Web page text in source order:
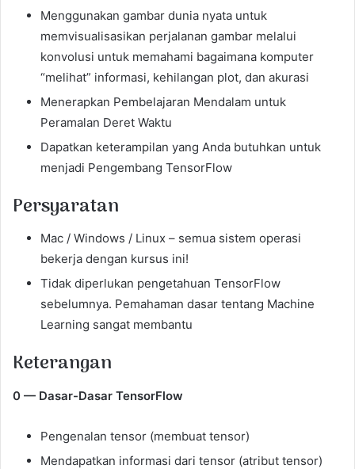
Menggunakan gambar dunia nyata untuk
memvisualisasikan perjalanan gambar melalui
konvolusi untuk memahami bagaimana komputer
“melihat” informasi, kehilangan plot, dan akurasi
Menerapkan Pembelajaran Mendalam untuk
Peramalan Deret Waktu
Dapatkan keterampilan yang Anda butuhkan untuk
menjadi Pengembang TensorFlow
Persyaratan
Mac / Windows / Linux – semua sistem operasi
bekerja dengan kursus ini!
Tidak diperlukan pengetahuan TensorFlow
sebelumnya. Pemahaman dasar tentang Machine
Learning sangat membantu
Keterangan
0 — Dasar-Dasar TensorFlow
Pengenalan tensor (membuat tensor)
Mendapatkan informasi dari tensor (atribut tensor)